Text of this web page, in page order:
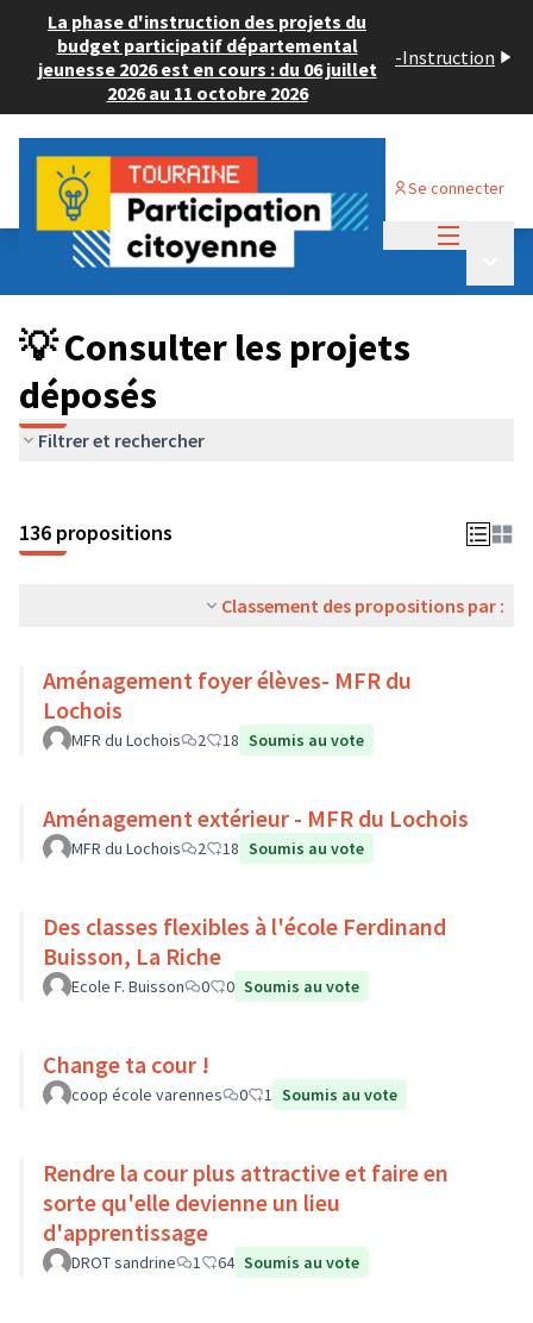
La phase d'instruction des projets du
budget participatif départemental
jeunesse 2026 est en cours : du 06 juillet
2026 au 11 octobre 2026
-Instruction
Se connecter
Budget Participatif JEUNESSE 2024
💡 Consulter les projets déposés
💡 Consulter les projets
déposés
Filtrer et rechercher
136 propositions
Classement des propositions par :
Aménagement foyer élèves- MFR du
Lochois
MFR du Lochois 2 18 Soumis au vote
Aménagement extérieur - MFR du Lochois
MFR du Lochois 2 18 Soumis au vote
Des classes flexibles à l'école Ferdinand
Buisson, La Riche
Ecole F. Buisson 0 0 Soumis au vote
Change ta cour !
coop école varennes 0 1 Soumis au vote
Rendre la cour plus attractive et faire en
sorte qu'elle devienne un lieu
d'apprentissage
DROT sandrine 1 64 Soumis au vote